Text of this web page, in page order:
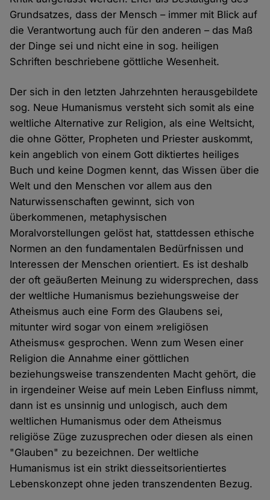
Grundsatzes, dass der Mensch – immer mit Blick auf
die Verantwortung auch für den anderen – das Maß
der Dinge sei und nicht eine in sog. heiligen
Schriften beschriebene göttliche Wesenheit.
Der sich in den letzten Jahrzehnten herausgebildete
sog. Neue Humanismus versteht sich somit als eine
weltliche Alternative zur Religion, als eine Weltsicht,
die ohne Götter, Propheten und Priester auskommt,
kein angeblich von einem Gott diktiertes heiliges
Buch und keine Dogmen kennt, das Wissen über die
Welt und den Menschen vor allem aus den
Naturwissenschaften gewinnt, sich von
überkommenen, metaphysischen
Moralvorstellungen gelöst hat, stattdessen ethische
Normen an den fundamentalen Bedürfnissen und
Interessen der Menschen orientiert. Es ist deshalb
der oft geäußerten Meinung zu widersprechen, dass
der weltliche Humanismus beziehungsweise der
Atheismus auch eine Form des Glaubens sei,
mitunter wird sogar von einem »religiösen
Atheismus« gesprochen. Wenn zum Wesen einer
Religion die Annahme einer göttlichen
beziehungsweise transzendenten Macht gehört, die
in irgendeiner Weise auf mein Leben Einfluss nimmt,
dann ist es unsinnig und unlogisch, auch dem
weltlichen Humanismus oder dem Atheismus
religiöse Züge zuzusprechen oder diesen als einen
"Glauben" zu bezeichnen. Der weltliche
Humanismus ist ein strikt diesseitsorientiertes
Lebenskonzept ohne jeden transzendenten Bezug.